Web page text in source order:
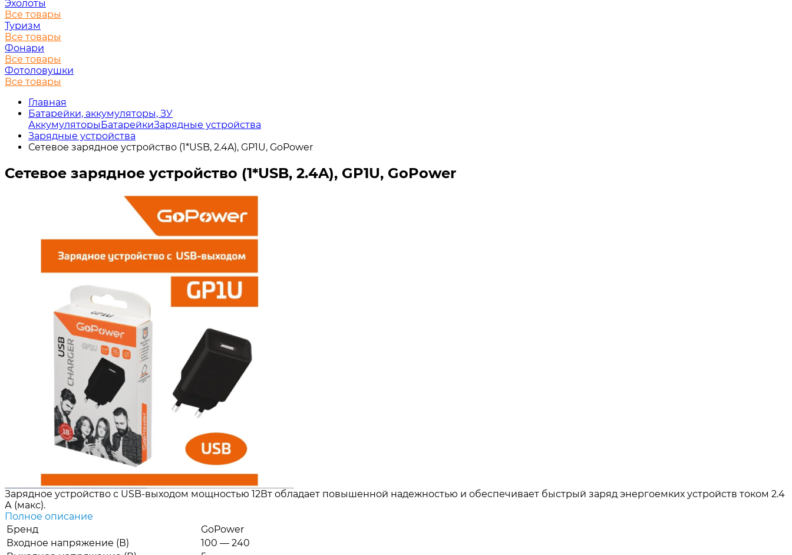
Эхолоты
Все товары
Туризм
Все товары
Фонари
Все товары
Фотоловушки
Все товары
Главная
Батарейки, аккумуляторы, ЗУ
АккумуляторыБатарейкиЗарядные устройства
Зарядные устройства
Сетевое зарядное устройство (1*USB, 2.4A), GP1U, GoPower
Сетевое зарядное устройство (1*USB, 2.4A), GP1U, GoPower
Зарядное устройство с USB-выходом мощностью 12Вт обладает повышенной надежностью и обеспечивает быстрый заряд энергоемких устройств током 2.4
А (макс).
Полное описание
Бренд
GoPower
Входное напряжение (В)
100 — 240